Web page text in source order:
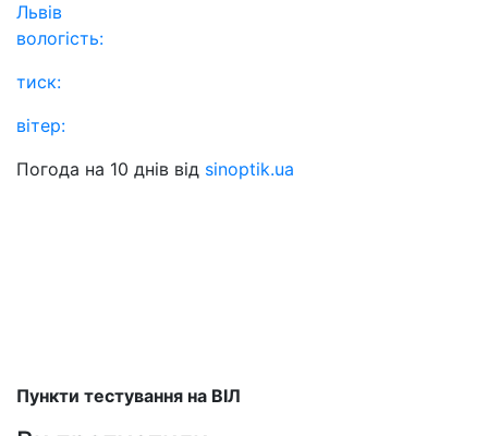
Львів
вологість:
тиск:
вітер:
Погода на 10 днів від sinoptik.ua
Пункти тестування на ВІЛ